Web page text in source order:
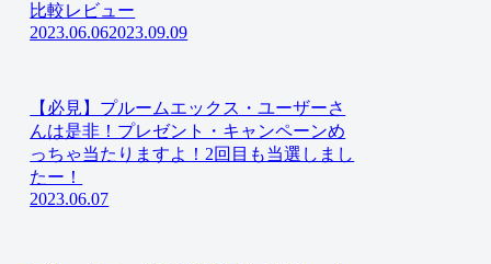
比較レビュー
2023.06.062023.09.09
【必見】プルームエックス・ユーザーさ
んは是非！プレゼント・キャンペーンめ
っちゃ当たりますよ！2回目も当選しまし
たー！
2023.06.07